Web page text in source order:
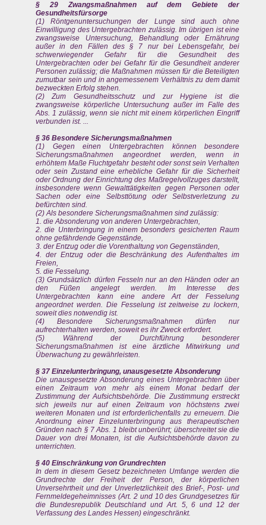
§ 29 Zwangsmaßnahmen auf dem Gebiete der
Gesundheitsfürsorge
(1) Röntgenuntersuchungen der Lunge sind auch ohne
Einwilligung des Untergebrachten zulässig. Im übrigen ist eine
zwangsweise Untersuchung, Behandlung oder Ernährung
außer in den Fällen des § 7 nur bei Lebensgefahr, bei
schwerwiegender Gefahr für die Gesundheit des
Untergebrachten oder bei Gefahr für die Gesundheit anderer
Personen zulässig; die Maßnahmen müssen für die Beteiligten
zumutbar sein und in angemessenem Verhältnis zu dem damit
bezweckten Erfolg stehen.
(2) Zum Gesundheitsschutz und zur Hygiene ist die
zwangsweise körperliche Untersuchung außer im Falle des
Abs. 1 zulässig, wenn sie nicht mit einem körperlichen Eingriff
verbunden ist. ...
§ 36 Besondere Sicherungsmaßnahmen
(1) Gegen einen Untergebrachten können besondere
Sicherungsmaßnahmen angeordnet werden, wenn in
erhöhtem Maße Fluchtgefahr besteht oder sonst sein Verhalten
oder sein Zustand eine erhebliche Gefahr für die Sicherheit
oder Ordnung der Einrichtung des Maßregelvollzuges darstellt,
insbesondere wenn Gewalttätigkeiten gegen Personen oder
Sachen oder eine Selbsttötung oder Selbstverletzung zu
befürchten sind.
(2) Als besondere Sicherungsmaßnahmen sind zulässig:
1. die Absonderung von anderen Untergebrachten,
2. die Unterbringung in einem besonders gesicherten Raum
ohne gefährdende Gegenstände,
3. der Entzug oder die Vorenthaltung von Gegenständen,
4. der Entzug oder die Beschränkung des Aufenthaltes im
Freien,
5. die Fesselung.
(3) Grundsätzlich dürfen Fesseln nur an den Händen oder an
den Füßen angelegt werden. Im Interesse des
Untergebrachten kann eine andere Art der Fesselung
angeordnet werden. Die Fesselung ist zeitweise zu lockern,
soweit dies notwendig ist.
(4) Besondere Sicherungsmaßnahmen dürfen nur
aufrechterhalten werden, soweit es ihr Zweck erfordert.
(5) Während der Durchführung besonderer
Sicherungsmaßnahmen ist eine ärztliche Mitwirkung und
Überwachung zu gewährleisten.
§ 37 Einzelunterbringung, unausgesetzte Absonderung
Die unausgesetzte Absonderung eines Untergebrachten über
einen Zeitraum von mehr als einem Monat bedarf der
Zustimmung der Aufsichtsbehörde. Die Zustimmung erstreckt
sich jeweils nur auf einen Zeitraum von höchstens zwei
weiteren Monaten und ist erforderlichenfalls zu erneuern. Die
Anordnung einer Einzelunterbringung aus therapeutischen
Gründen nach § 7 Abs. 1 bleibt unberührt; überschreitet sie die
Dauer von drei Monaten, ist die Aufsichtsbehörde davon zu
unterrichten.
§ 40 Einschränkung von Grundrechten
In dem in diesem Gesetz bezeichneten Umfange werden die
Grundrechte der Freiheit der Person, der körperlichen
Unversehrtheit und der Unverletzlichkeit des Brief-, Post- und
Fernmeldegeheimnisses (Art. 2 und 10 des Grundgesetzes für
die Bundesrepublik Deutschland und Art. 5, 6 und 12 der
Verfassung des Landes Hessen) eingeschränkt.